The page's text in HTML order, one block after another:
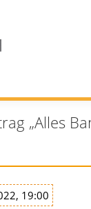
„Alles
19:00